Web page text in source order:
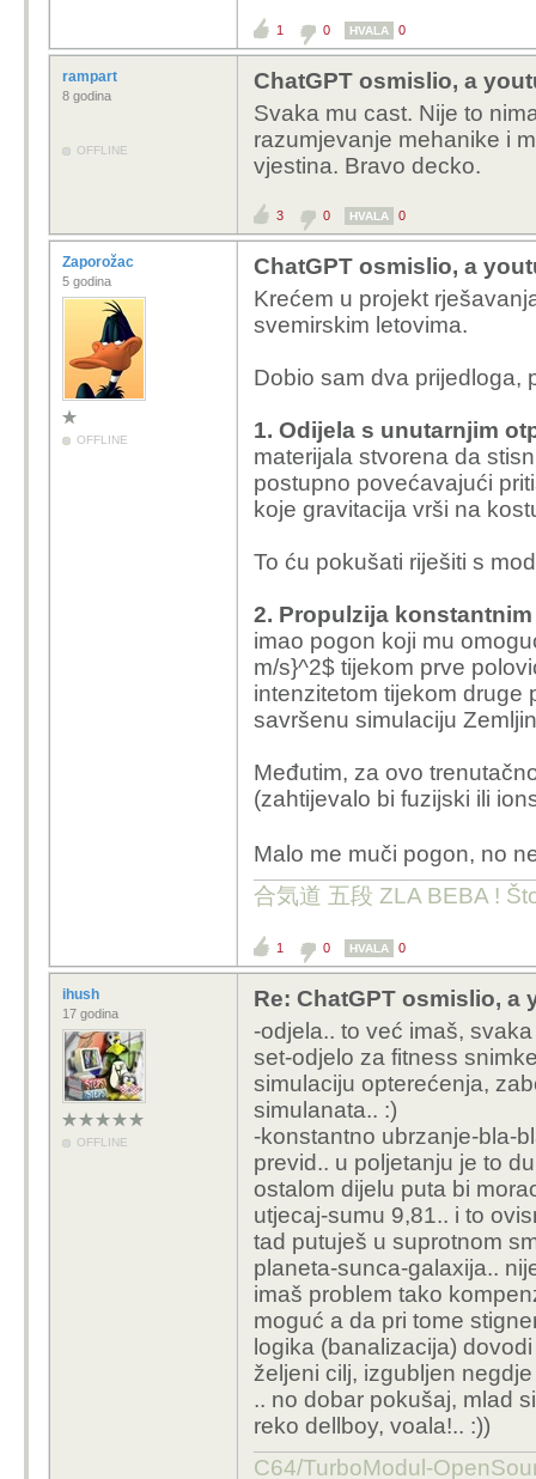
1 0 HVALA 0
rampart
8 godina
OFFLINE
ChatGPT osmislio, a
Svaka mu cast. Nije to
razumjevanje mehanike i
vjestina. Bravo decko.
3 0 HVALA 0
Zaporožac
5 godina
OFFLINE
ChatGPT osmislio, a
Krećem u projekt
svemirskim letovima.
Dobio sam dva prijedloga,
1. Odijela s unutarnjim
materijala stvorena da
postupno povećavajući
koje gravitacija vrši na
To ću pokušati riješiti s
2. Propulzija
imao pogon koji mu
m/s}^2$ tijekom prve
intenzitetom tijekom druge
savršenu simulaciju
Međutim, za ovo
(zahtijevalo bi fuzijski ili
Malo me muči pogon, no
合気道 五段 ZLA BEBA !
1 0 HVALA 0
ihush
17 godina
OFFLINE
Re: ChatGPT osmislio,
-odjela.. to već imaš,
set-odjelo za fitness
simulaciju opterećenja,
simulanata.. :)
-konstantno ubrzanje-bla-
previd.. u poljetanju je to
ostalom dijelu puta bi
utjecaj-sumu 9,81.. i to
tad putuješ u suprotnom
planeta-sunca-galaxija..
imaš problem tako
moguć a da pri tome
logika (banalizacija)
željeni cilj, izgubljen
.. no dobar pokušaj, mlad
reko dellboy, voala!.. :))
C64/TurboModul-